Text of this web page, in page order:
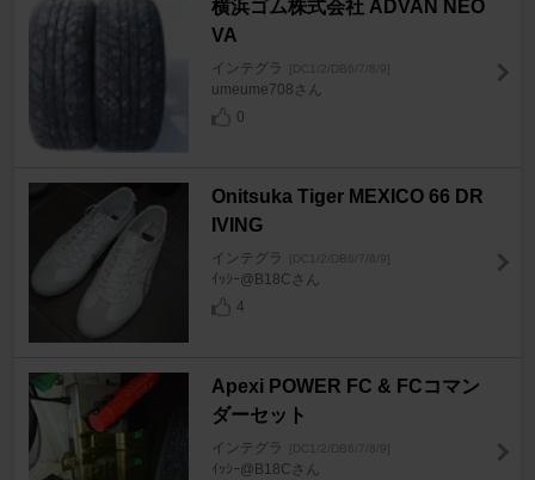
横浜ゴム株式会社 ADVAN NEO
VA
インテグラ [DC1/2/DB6/7/8/9]
umeume708さん
0
Onitsuka Tiger MEXICO 66 DR
IVING
インテグラ [DC1/2/DB6/7/8/9]
ｲｯｼｰ@B18Cさん
4
Apexi POWER FC & FCコマン
ダーセット
インテグラ [DC1/2/DB6/7/8/9]
ｲｯｼｰ@B18Cさん